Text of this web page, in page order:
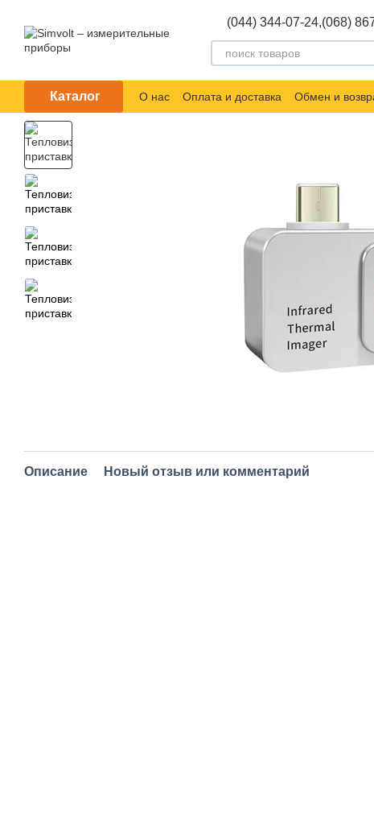
(044) 344-07-24,(068)
Каталог О нас Оплата и доставка Обмен и
Описание Новый отзыв или комментарий